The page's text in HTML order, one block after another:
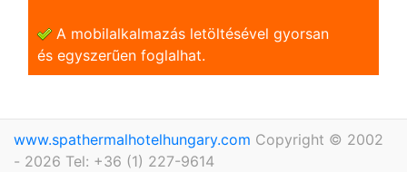
A mobilalkalmazás letöltésével gyorsan
és egyszerũen foglalhat.
www.spathermalhotelhungary.com Copyright © 2002
- 2026 Tel: +36 (1) 227-9614